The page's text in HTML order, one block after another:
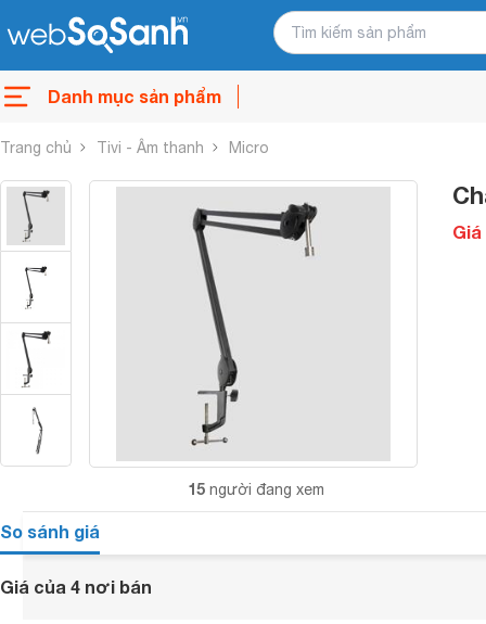
Danh mục sản phẩm
Trang chủ Tivi - Âm thanh Micro
15 người đang xem
Giá
So sánh giá
Giá của 4 nơi bán